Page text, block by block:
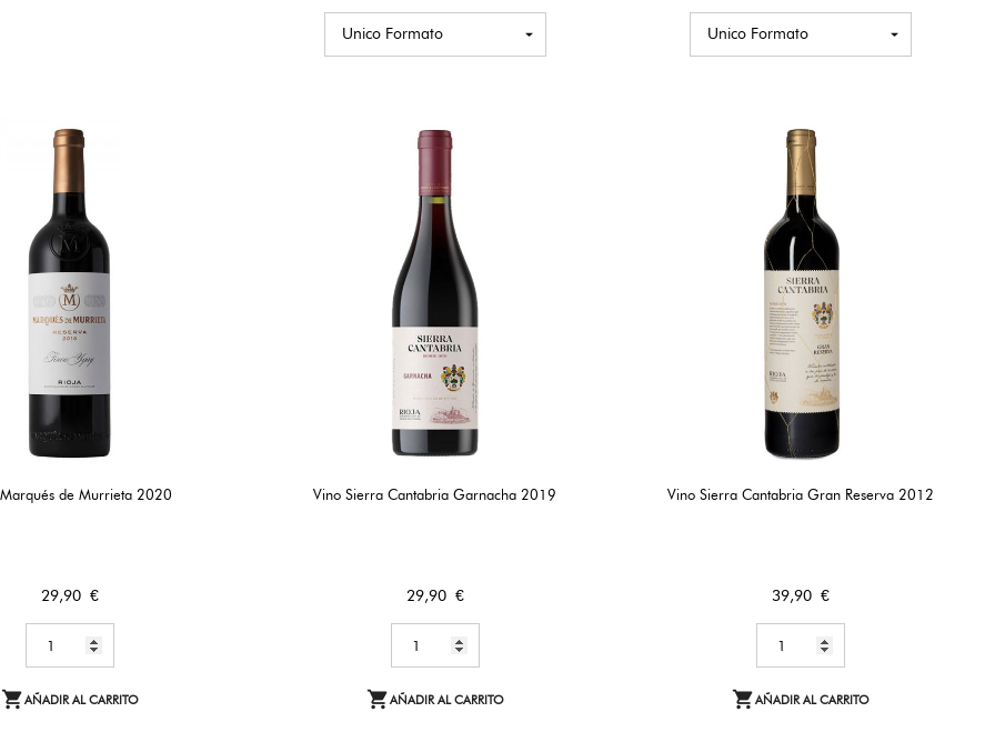
de Murrieta 2020
Precio
29,90 €
AÑADIR AL CARRITO
Vino Sierra Cantabria Garnacha 2019
Precio
29,90 €
AÑADIR AL CARRITO
Vino Sierra Cantabria Gran Reserva 2012
Precio
39,90 €
AÑADIR AL CARRITO